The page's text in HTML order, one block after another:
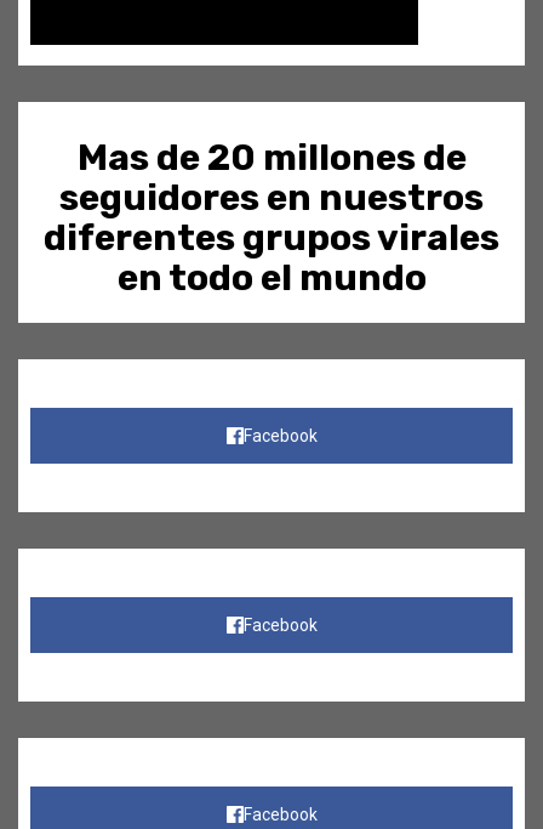
Mas de 20 millones de
seguidores en nuestros
diferentes grupos virales
en todo el mundo
Facebook
Facebook
Facebook